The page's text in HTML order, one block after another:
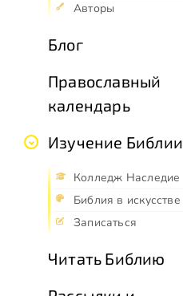
Авторы
Блог
Православный
календарь
Изучение Библии
Колледж Наследие
Библия в искусстве
Записаться
Читать Библию